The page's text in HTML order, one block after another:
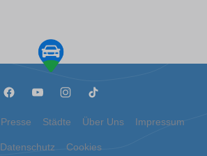
Presse Städte Über Uns Impressum
Datenschutz Cookies